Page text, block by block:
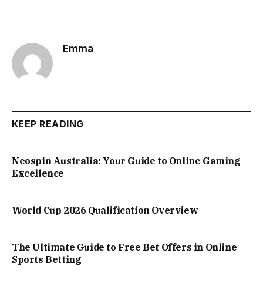
Emma
KEEP READING
Neospin Australia: Your Guide to Online Gaming
Excellence
World Cup 2026 Qualification Overview
The Ultimate Guide to Free Bet Offers in Online
Sports Betting